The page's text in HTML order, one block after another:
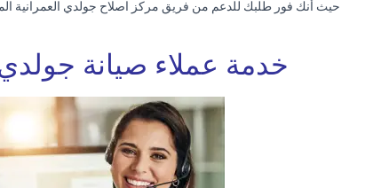
حيث أنك فور طلبك للدعم من فريق مركز اصلاح جولدي العمرانية
خدمة عملاء صيانة جولدي